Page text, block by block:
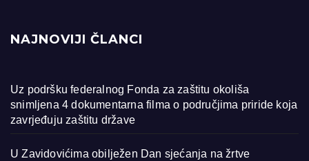
NAJNOVIJI ČLANCI
Uz podršku federalnog Fonda za zaštitu okoliša
snimljena 4 dokumentarna filma o područjima priride koja
zavrjeđuju zaštitu države
U Zavidovićima obilježen Dan sjećanja na žrtve